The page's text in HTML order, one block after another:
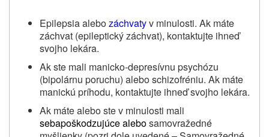
Epilepsia alebozáchvatyv minulosti. Ak máte
záchvat (epileptický záchvat), kontaktujte ihneď
svojho lekára.
Ak ste mali manicko‑depresívnu psychózu
(bipolárnu poruchu) alebo schizofréniu. Ak máte
manickú príhodu, kontaktujte ihneď svojho lekára.
Ak máte alebo ste v minulosti mali
sebapoškodzujúce alebosamovražedné